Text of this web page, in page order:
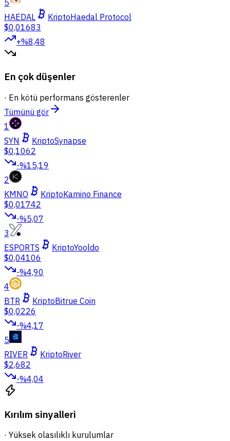
5
HAEDAL
KriptoHaedal Protocol
$0,01683
+%8,48
En çok düşenler
· En kötü performans gösterenler
Tümünü gör
1
SYN
KriptoSynapse
$0,1062
-%15,19
2
KMNO
KriptoKamino Finance
$0,01742
-%5,07
3
ESPORTS
KriptoYooldo
$0,04106
-%4,90
4
BTR
KriptoBitrue Coin
$0,0226
-%4,17
5
RIVER
KriptoRiver
$2,682
-%4,04
Kırılım sinyalleri
· Yüksek olasılıklı kurulumlar